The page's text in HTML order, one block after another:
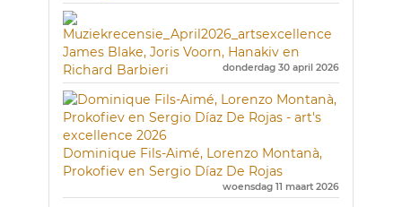
James Blake, Joris Voorn, Hanakiv en
Richard Barbieri
donderdag 30 april 2026
Dominique Fils-Aimé, Lorenzo Montanà,
Prokofiev en Sergio Díaz De Rojas
woensdag 11 maart 2026